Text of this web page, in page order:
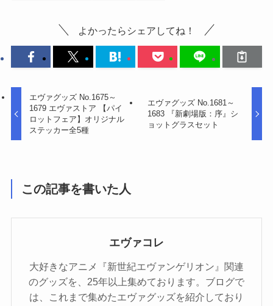
よかったらシェアしてね！
エヴァグッズ No.1675～
1679 エヴァストア 【パイ
ロットフェア】オリジナル
ステッカー全5種
エヴァグッズ No.1681～
1683 『新劇場版：序』シ
ョットグラスセット
この記事を書いた人
エヴァコレ
大好きなアニメ『新世紀エヴァンゲリオン』関連
のグッズを、25年以上集めております。ブログで
は、これまで集めたエヴァグッズを紹介しており